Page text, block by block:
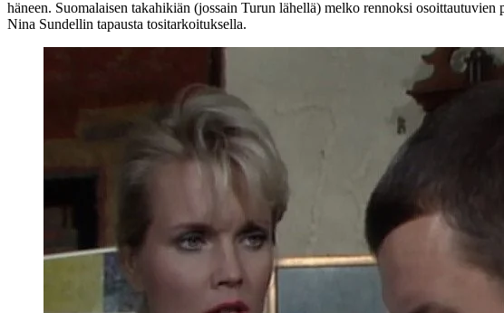
häneen. Suomalaisen takahikiän (jossain Turun lähellä) melko rennoksi
Nina Sundellin tapausta tositarkoituksella.